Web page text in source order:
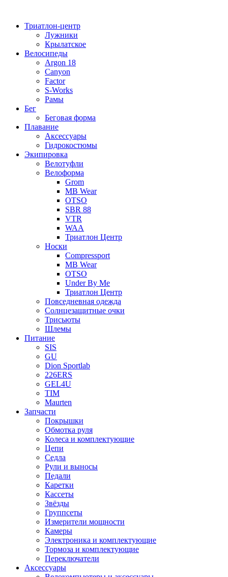
содержимому
Триатлон-центр
Лужники
Крылатское
Велосипеды
Argon 18
Canyon
Factor
S-Works
Рамы
Бег
Беговая форма
Плавание
Аксессуары
Гидрокостюмы
Экипировка
Велотуфли
Велоформа
Grom
MB Wear
OTSO
SBR 88
VTR
WAA
Триатлон Центр
Носки
Compressport
MB Wear
OTSO
Under By Me
Триатлон Центр
Повседневная одежда
Солнцезащитные очки
Трисьюты
Шлемы
Питание
SIS
GU
Dion Sportlab
226ERS
GEL4U
TIM
Maurten
Запчасти
Покрышки
Обмотка руля
Колеса и комплектующие
Цепи
Седла
Рули и выносы
Педали
Каретки
Кассеты
Звёзды
Группсеты
Измерители мощности
Камеры
Электроника и комплектующие
Тормоза и комплектующие
Переключатели
Аксессуары